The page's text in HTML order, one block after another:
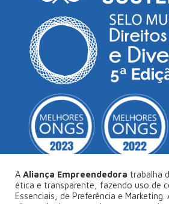
A Aliança Empreendedora trabalha
ética e transparente, fazendo uso de
Essenciais, de Preferência e Marketing.